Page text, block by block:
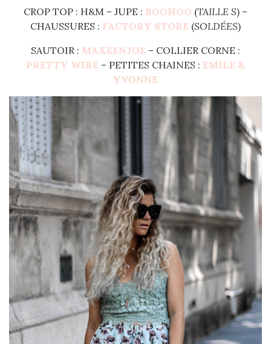
CROP TOP : H&M – JUPE : BOOHOO (TAILLE S) –
CHAUSSURES : FACTORY STORE (SOLDÉES)
SAUTOIR : MAXEENJOE – COLLIER CORNE :
PRETTY WIRE – PETITES CHAINES : EMILE &
YVONNE